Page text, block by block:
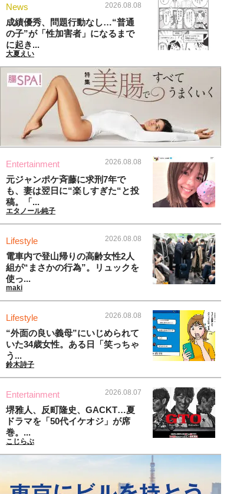
News 2026.08.08
成績優秀、問題行動なし…“普通
の子”が「性加害者」になるまで
に起き...
大夏えい
Entertainment 2026.08.08
元ジャンポケ斉藤に求刑7年で
も、妻は翌日に“楽しすぎた“と投
稿。「...
エタノール純子
Lifestyle 2026.08.08
電車内で登山帰りの高齢女性2人
組が“まさかの行為”。リュックを
使っ...
maki
Lifestyle 2026.08.08
“外面の良い義母”にいじめられて
いた34歳女性。ある日「笑っちゃ
う...
鈴木詩子
Entertainment 2026.08.07
堺雅人、反町隆史、GACKT…夏
ドラマを「50代イケオジ」が席
巻。...
こじらぶ